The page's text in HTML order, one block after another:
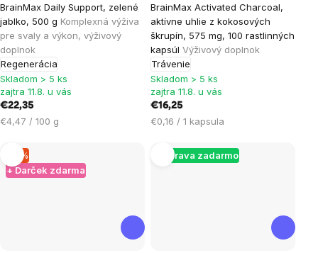
BrainMax Daily Support, zelené
jablko, 500 g Komplexná výživa
pre svaly a výkon, výživový
doplnok
Regenerácia
hodnotenie
produktu
je
5,0
z
5
hviezdičiek.
Skladom > 5 ks
zajtra 11.8. u vás
€22,35
Jednotková
€4,47 / 100 g
BrainMax Activated Charcoal,
aktívne uhlie z kokosových
škrupín, 575 mg, 100 rastlinných
kapsúl Výživový doplnok
Trávenie
hodnotenie
produktu
je
5,0
z
5
hviezdičiek.
Skladom > 5 ks
zajtra 11.8. u vás
€16,25
Jednotková
€0,16 / 1 kapsula
+ Darček zdarma
–9 % Doprava zadarmo